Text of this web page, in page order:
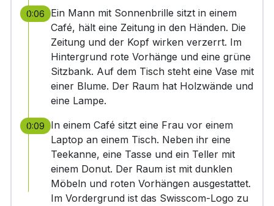
0:06
Ein Mann mit Sonnenbrille sitzt in einem
Café, hält eine Zeitung in den Händen. Die
Zeitung und der Kopf wirken verzerrt. Im
Hintergrund rote Vorhänge und eine grüne
Sitzbank. Auf dem Tisch steht eine Vase mit
einer Blume. Der Raum hat Holzwände und
eine Lampe.
0:09
In einem Café sitzt eine Frau vor einem
Laptop an einem Tisch. Neben ihr eine
Teekanne, eine Tasse und ein Teller mit
einem Donut. Der Raum ist mit dunklen
Möbeln und roten Vorhängen ausgestattet.
Im Vordergrund ist das Swisscom-Logo zu